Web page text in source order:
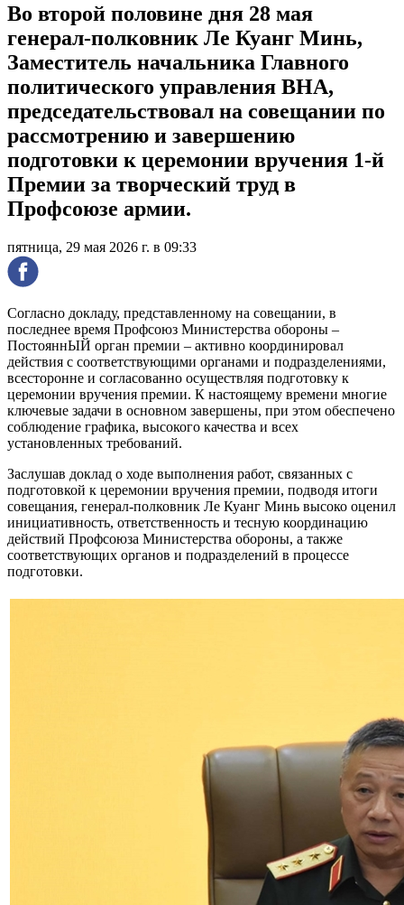
Во второй половине дня 28 мая
генерал-полковник Ле Куанг Минь,
Заместитель начальника Главного
политического управления ВНА,
председательствовал на совещании по
рассмотрению и завершению
подготовки к церемонии вручения 1-й
Премии за творческий труд в
Профсоюзе армии.
пятница, 29 мая 2026 г. в 09:33
Согласно докладу, представленному на совещании, в
последнее время Профсоюз Министерства обороны –
ПостояннЫЙ орган премии – активно координировал
действия с соответствующими органами и подразделениями,
всесторонне и согласованно осуществляя подготовку к
церемонии вручения премии. К настоящему времени многие
ключевые задачи в основном завершены, при этом обеспечено
соблюдение графика, высокого качества и всех
установленных требований.
Заслушав доклад о ходе выполнения работ, связанных с
подготовкой к церемонии вручения премии, подводя итоги
совещания, генерал-полковник Ле Куанг Минь высоко оценил
инициативность, ответственность и тесную координацию
действий Профсоюза Министерства обороны, а также
соответствующих органов и подразделений в процессе
подготовки.